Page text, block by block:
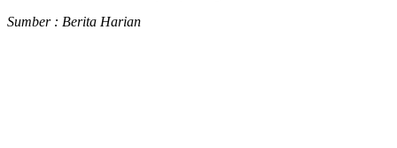
Sumber : Berita Harian